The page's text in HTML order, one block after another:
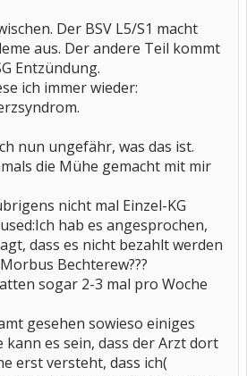
Der BSV L5/S1 macht
aus. Der andere Teil kommt
Entzündung.
ich immer wieder:
nun ungefähr, was das ist.
die Mühe gemacht mit mir
nicht mal Einzel-KG
hab es angesprochen,
dass es nicht bezahlt werden
Bechterew???
sogar 2-3 mal pro Woche
gesehen sowieso einiges
kann es sein, dass der Arzt dort
erst versteht, dass ich(